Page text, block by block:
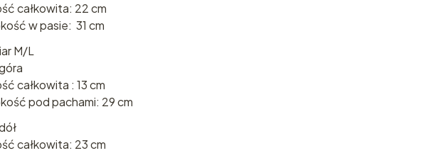
całkowita: 22 cm
w pasie: 31 cm
M/L
całkowita : 13 cm
pod pachami: 29 cm
całkowita: 23 cm